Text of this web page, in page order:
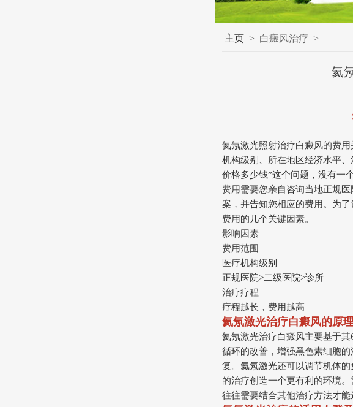
主页 > 白癜风治疗 >
氦
氦氖激光照射治疗白癜风的费
机构级别、所在地区经济水平
价格多少钱”这个问题，没有一
费用需要您亲自咨询当地正规
案，并告知您相应的费用。为
费用的几个关键因素。
影响因素
费用范围
医疗机构级别
正规医院>二级医院>诊所
治疗疗程
疗程越长，费用越高
氦氖激光治疗白癜风的原理
氦氖激光治疗白癜风主要基于
循环的改善，增强黑色素细胞
复。氦氖激光还可以调节机体
的治疗创造一个更有利的环境
往往需要结合其他治疗方法才能